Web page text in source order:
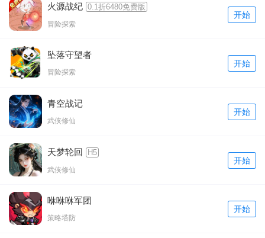
火源战纪 0.1折6480免费版
冒险探索
开始
坠落守望者
冒险探索
开始
青空战记
武侠修仙
开始
天梦轮回 H5
武侠修仙
开始
咻咻咻军团
策略塔防
开始